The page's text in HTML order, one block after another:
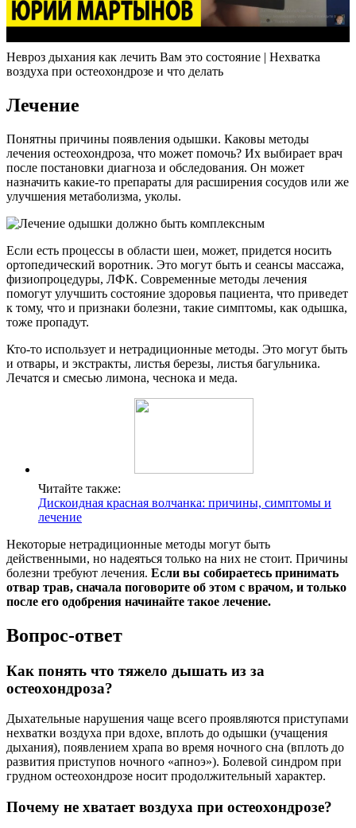
Невроз дыхания как лечить Вам это состояние | Нехватка
воздуха при остеохондрозе и что делать
Лечение
Понятны причины появления одышки. Каковы методы
лечения остеохондроза, что может помочь? Их выбирает врач
после постановки диагноза и обследования. Он может
назначить какие-то препараты для расширения сосудов или же
улучшения метаболизма, уколы.
Если есть процессы в области шеи, может, придется носить
ортопедический воротник. Это могут быть и сеансы массажа,
физиопроцедуры, ЛФК. Современные методы лечения
помогут улучшить состояние здоровья пациента, что приведет
к тому, что и признаки болезни, такие симптомы, как одышка,
тоже пропадут.
Кто-то использует и нетрадиционные методы. Это могут быть
и отвары, и экстракты, листья березы, листья багульника.
Лечатся и смесью лимона, чеснока и меда.
Читайте также:
Дискоидная красная волчанка: причины, симптомы и
лечение
Некоторые нетрадиционные методы могут быть
действенными, но надеяться только на них не стоит. Причины
болезни требуют лечения. Если вы собираетесь принимать
отвар трав, сначала поговорите об этом с врачом, и только
после его одобрения начинайте такое лечение.
Вопрос-ответ
Как понять что тяжело дышать из за
остеохондроза?
Дыхательные нарушения чаще всего проявляются приступами
нехватки воздуха при вдохе, вплоть до одышки (учащения
дыхания), появлением храпа во время ночного сна (вплоть до
развития приступов ночного «апноэ»). Болевой синдром при
грудном остеохондрозе носит продолжительный характер.
Почему не хватает воздуха при остеохондрозе?